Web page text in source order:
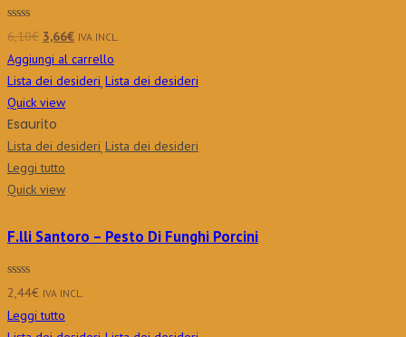
6,10€ Il
prezzo
originale
era:
6,10€.
3,66€Il
prezzo
attuale
IVA INCL.
Aggiungi al carrello
Lista dei desideri Lista dei desideri
Quick view
Esaurito
Lista dei desideri Lista dei desideri
Leggi tutto
Quick view
F.lli Santoro – Pesto Di Funghi Porcini
2,44€ IVA INCL.
Leggi tutto